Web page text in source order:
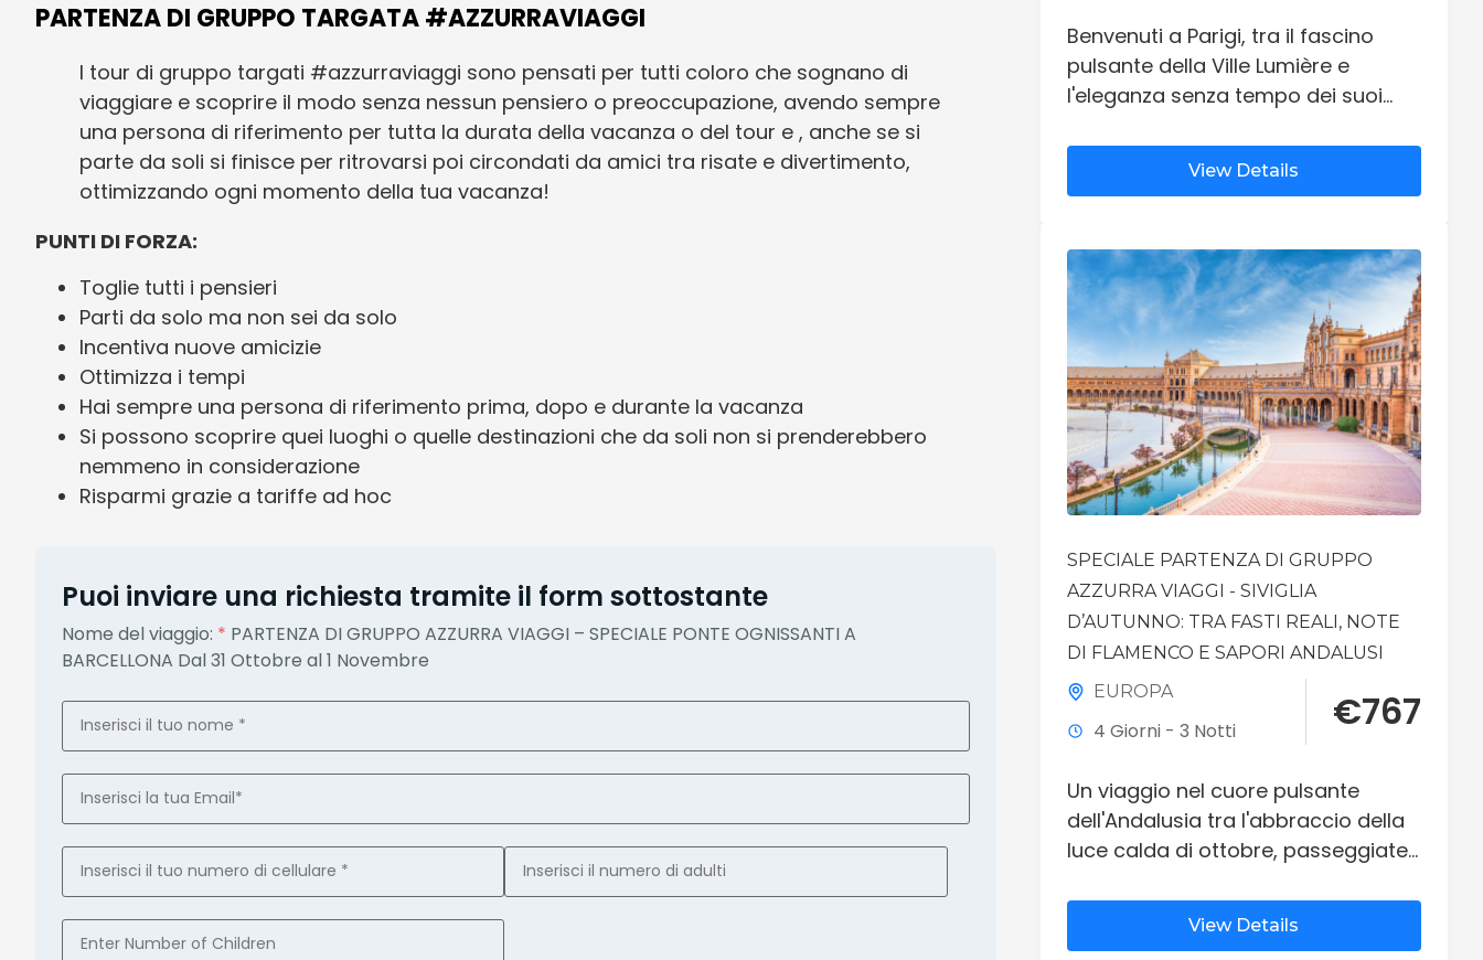
PARTENZA DI GRUPPO TARGATA #AZZURRAVIAGGI
I tour di gruppo targati #azzurraviaggi sono pensati per tutti coloro che sognano di
viaggiare e scoprire il modo senza nessun pensiero o preoccupazione, avendo sempre
una persona di riferimento per tutta la durata della vacanza o del tour e , anche se si
parte da soli si finisce per ritrovarsi poi circondati da amici tra risate e divertimento,
ottimizzando ogni momento della tua vacanza!
PUNTI DI FORZA:
Toglie tutti i pensieri
Parti da solo ma non sei da solo
Incentiva nuove amicizie
Ottimizza i tempi
Hai sempre una persona di riferimento prima, dopo e durante la vacanza
Si possono scoprire quei luoghi o quelle destinazioni che da soli non si prenderebbero
nemmeno in considerazione
Risparmi grazie a tariffe ad hoc
Puoi inviare una richiesta tramite il form sottostante
Nome del viaggio: * PARTENZA DI GRUPPO AZZURRA VIAGGI – SPECIALE PONTE OGNISSANTI A
BARCELLONA Dal 31 Ottobre al 1 Novembre
Benvenuti a Parigi, tra il fascino
pulsante della Ville Lumière e
l'eleganza senza tempo dei suoi
soglie delle icone più leggendarie,
dalla maestosità della Torre Eiffel ai
svelare l'arte e il mito nascosti nel
cuore della capitale. Un viaggio
emozionante sospeso tra la
grandeur della storia e la magia di
un'atmosfera immortale.
View Details
SPECIALE PARTENZA DI GRUPPO
AZZURRA VIAGGI - SIVIGLIA
D’AUTUNNO: TRA FASTI REALI, NOTE
DI FLAMENCO E SAPORI ANDALUSI
EUROPA
4 Giorni - 3 Notti €767
Un viaggio nel cuore pulsante
dell'Andalusia tra l'abbraccio della
luce calda di ottobre, passeggiate
mudéjar, l'autentico rito delle tapas
e la magia senza tempo delle note
View Details